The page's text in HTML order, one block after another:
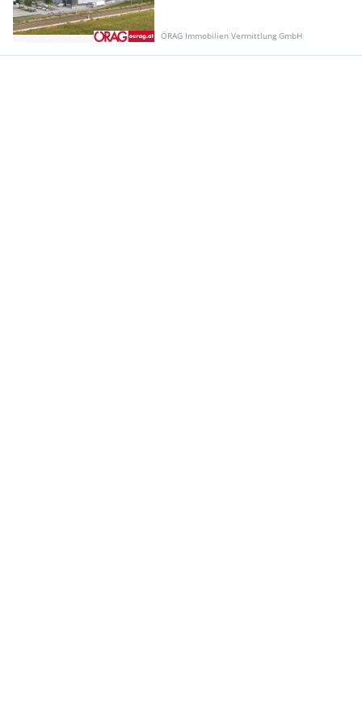
ÖRAG Immobilien Vermittlung GmbH